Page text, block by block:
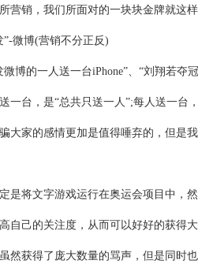
营销，我们所面对的一块块金牌就这
微博(营销不分正反)
的一人送一台iPhone”、“刘翔若夺
一台，是“总共只送一人”;每人送一
大家的感情更加是值得唾弃的，但是
将文字游戏运行在奥运会项目中，然
自己的关注度，从而可以好好的获得
然获得了庞大数量的骂声，但是同时